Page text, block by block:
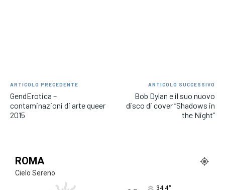
ARTICOLO PRECEDENTE
GendErotica –
contaminazioni di arte queer
2015
ARTICOLO SUCCESSIVO
Bob Dylan e il suo nuovo
disco di cover “Shadows in
the Night”
ROMA
Cielo Sereno
34.4